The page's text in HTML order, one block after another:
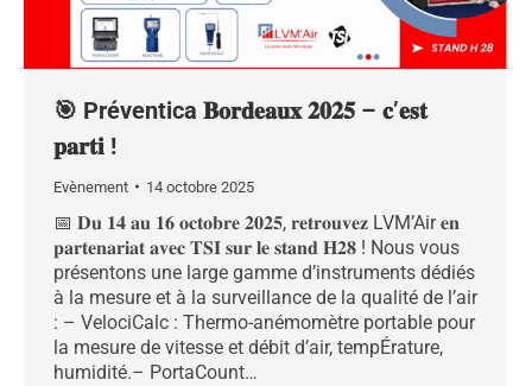
🎯 Préventica 𝐁𝐨𝐫𝐝𝐞𝐚𝐮𝐱 𝟐𝟎𝟐𝟓 – 𝐜’𝐞𝐬𝐭
𝐩𝐚𝐫𝐭𝐢 !
Evènement 14 octobre 2025
📅 𝐃𝐮 𝟏𝟒 𝐚𝐮 𝟏𝟔 𝐨𝐜𝐭𝐨𝐛𝐫𝐞 𝟐𝟎𝟐𝟓, 𝐫𝐞𝐭𝐫𝐨𝐮𝐯𝐞𝐳 LVM’Air 𝐞𝐧
𝐩𝐚𝐫𝐭𝐞𝐧𝐚𝐫𝐢𝐚𝐭 𝐚𝐯𝐞𝐜 𝐓𝐒𝐈 𝐬𝐮𝐫 𝐥𝐞 𝐬𝐭𝐚𝐧𝐝 𝐇𝟐𝟖 ! Nous vous
présentons une large gamme d’instruments dédiés
à la mesure et à la surveillance de la qualité de l’air
: – VelociCalc : Thermo-anémomètre portable pour
la mesure de vitesse et débit d’air, tempÉrature,
humidité.– PortaCount…